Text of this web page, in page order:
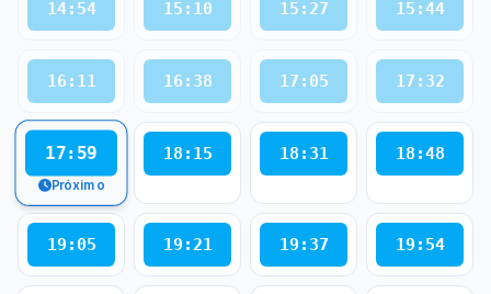
14:54 15:10 15:27 15:44
16:11 16:38 17:05 17:32
17:59
Próximo
18:15 18:31 18:48
19:05 19:21 19:37 19:54